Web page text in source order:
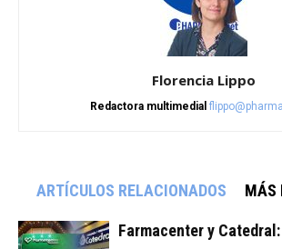
Florencia Lippo
Redactora multimedial
ARTÍCULOS RELACIONADOS MÁS
Farmacenter y